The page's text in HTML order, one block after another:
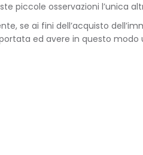
piccole osservazioni l’unica
se ai fini dell’acquisto
ed avere in questo